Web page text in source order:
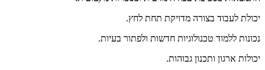
יכולת לעבוד בצורה מדויקת תחת לחץ.
נכונות ללמוד טכנולוגיות חדשות ולפתור בעיות.
יכולות ארגון ותכנון גבוהות.